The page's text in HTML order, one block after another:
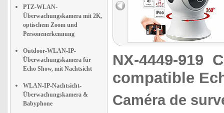
PTZ-WLAN-
Überwachungskamera mit 2K,
optischem Zoom und
Personenerkennung
Outdoor-WLAN-IP-
Überwachungskamera für
Echo Show, mit Nachtsicht
WLAN-IP-Nachtsicht-
Überwachungskamera &
Babyphone
NX-4449-919
compatible
Caméra de